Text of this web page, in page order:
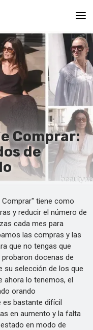
Comprar:
de
tiene como
y reducir el número de
cada mes para
las compras y las
que no tengas que
docenas de
su selección de los que
ahora lo tenemos, el
orando
es bastante difícil
en aumento y la falta
en modo de